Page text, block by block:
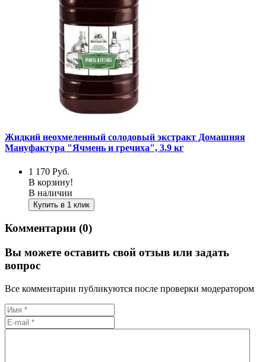
Жидкий неохмеленный солодовый экстракт Домашняя
Мануфактура "Ячмень и гречиха", 3.9 кг
1 170 Руб.
В корзину!
В наличии
Купить в 1 клик
Комментарии (0)
Вы можете оставить свой отзыв или задать
вопрос
Все комментарии публикуются после проверки модератором